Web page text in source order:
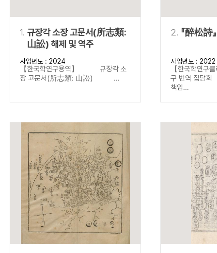
동시에 여러 개의 연산자를 사용할 수 있습니다.
1. 규장각 소장 고문서(所志類:
山訟) 해제 및 역주
사업년도 : 2024
【한국학연구용역】 규장각 소
장 고문서(所志類: 山訟) ...
2. 『醉松詩
사업년도 : 2022
【한국학연구
구 번역 집
책임...